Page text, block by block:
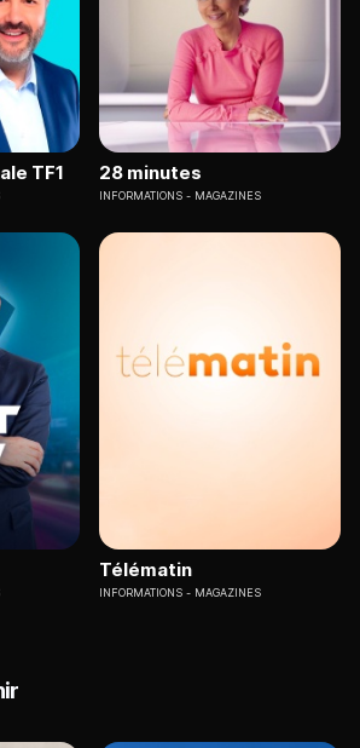
TF1 28 minutes
INFORMATIONS MAGAZINES
Télématin
INFORMATIONS MAGAZINES